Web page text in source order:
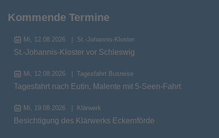
Kommende Termine
Mi, 12.08.2026 St.-Johannis-Kloster
St.-Johannis-Kloster vor Schleswig
Mi, 12.08.2026 Tagesfahrt Busreise
Tagesfahrt nach Eutin, Malente mit 5-Seen-Fahrt
Mi, 19.08.2026 Klärwerk
Besichtigung des Klärwerks Eckernförde